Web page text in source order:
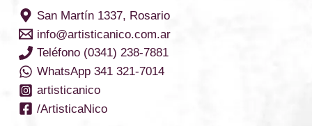
San Martín 1337, Rosario
info@artisticanico.com.ar
Teléfono (0341) 238-7881
WhatsApp 341 321-7014
artisticanico
/ArtisticaNico